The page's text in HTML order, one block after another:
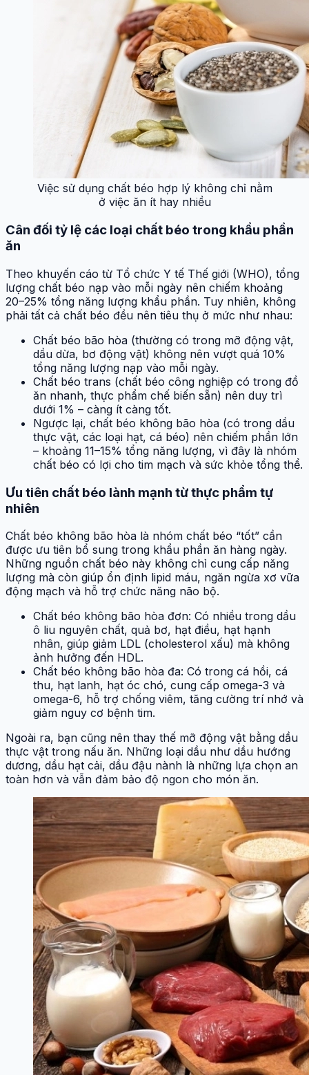
Việc sử dụng chất béo hợp lý không chỉ nằm
ở việc ăn ít hay nhiều
Cân đối tỷ lệ các loại chất béo trong khẩu phần
ăn
Theo khuyến cáo từ Tổ chức Y tế Thế giới (WHO), tổng
lượng chất béo nạp vào mỗi ngày nên chiếm khoảng
20–25% tổng năng lượng khẩu phần. Tuy nhiên, không
phải tất cả chất béo đều nên tiêu thụ ở mức như nhau:
Chất béo bão hòa (thường có trong mỡ động vật,
dầu dừa, bơ động vật) không nên vượt quá 10%
tổng năng lượng nạp vào mỗi ngày.
Chất béo trans (chất béo công nghiệp có trong đồ
ăn nhanh, thực phẩm chế biến sẵn) nên duy trì
dưới 1% – càng ít càng tốt.
Ngược lại, chất béo không bão hòa (có trong dầu
thực vật, các loại hạt, cá béo) nên chiếm phần lớn
– khoảng 11–15% tổng năng lượng, vì đây là nhóm
chất béo có lợi cho tim mạch và sức khỏe tổng thể.
Ưu tiên chất béo lành mạnh từ thực phẩm tự
nhiên
Chất béo không bão hòa là nhóm chất béo “tốt” cần
được ưu tiên bổ sung trong khẩu phần ăn hàng ngày.
Những nguồn chất béo này không chỉ cung cấp năng
lượng mà còn giúp ổn định lipid máu, ngăn ngừa xơ vữa
động mạch và hỗ trợ chức năng não bộ.
Chất béo không bão hòa đơn: Có nhiều trong dầu
ô liu nguyên chất, quả bơ, hạt điều, hạt hạnh
nhân, giúp giảm LDL (cholesterol xấu) mà không
ảnh hưởng đến HDL.
Chất béo không bão hòa đa: Có trong cá hồi, cá
thu, hạt lanh, hạt óc chó, cung cấp omega-3 và
omega-6, hỗ trợ chống viêm, tăng cường trí nhớ và
giảm nguy cơ bệnh tim.
Ngoài ra, bạn cũng nên thay thế mỡ động vật bằng dầu
thực vật trong nấu ăn. Những loại dầu như dầu hướng
dương, dầu hạt cải, dầu đậu nành là những lựa chọn an
toàn hơn và vẫn đảm bảo độ ngon cho món ăn.